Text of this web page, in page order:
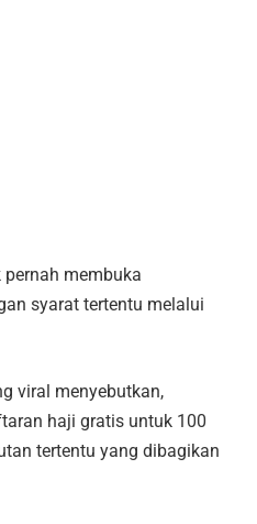
membuka
syarat tertentu melalui
viral menyebutkan,
haji gratis untuk 100
tertentu yang dibagikan